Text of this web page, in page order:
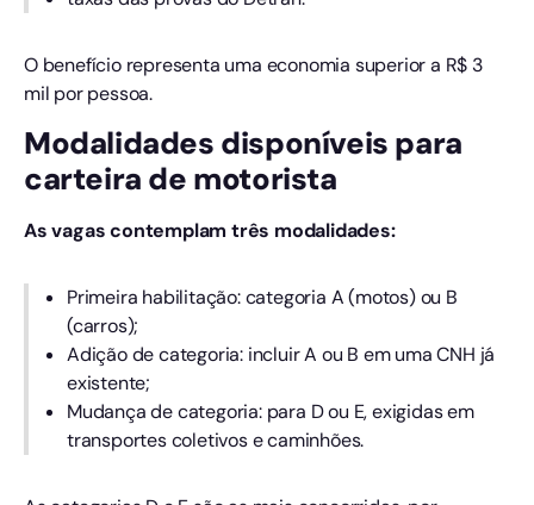
O benefício representa uma economia superior a R$ 3
mil por pessoa.
Modalidades disponíveis para
carteira de motorista
As vagas contemplam três modalidades:
Primeira habilitação: categoria A (motos) ou B
(carros);
Adição de categoria: incluir A ou B em uma CNH já
existente;
Mudança de categoria: para D ou E, exigidas em
transportes coletivos e caminhões.